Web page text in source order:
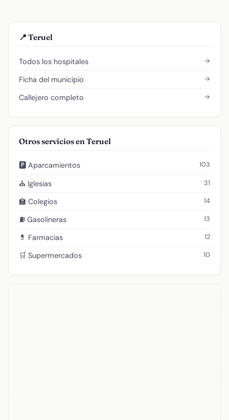
📍 Teruel
Todos los hospitales →
Ficha del municipio →
Callejero completo →
Otros servicios en Teruel
🅿️ Aparcamientos 103
⛪ Iglesias 31
🏫 Colegios 14
⛽ Gasolineras 13
💊 Farmacias 12
🛒 Supermercados 10